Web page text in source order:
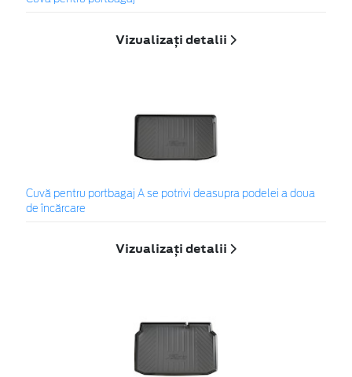
Vizualizați detalii
Cuvă pentru portbagaj A se potrivi deasupra podelei a doua
de încărcare
Vizualizați detalii